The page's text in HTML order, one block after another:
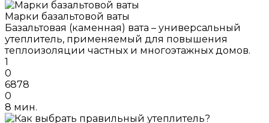
Марки базальтовой ваты
Базальтовая (каменная) вата – универсальный
утеплитель, применяемый для повышения
теплоизоляции частных и многоэтажных домов.
1
0
6878
0
8 мин.